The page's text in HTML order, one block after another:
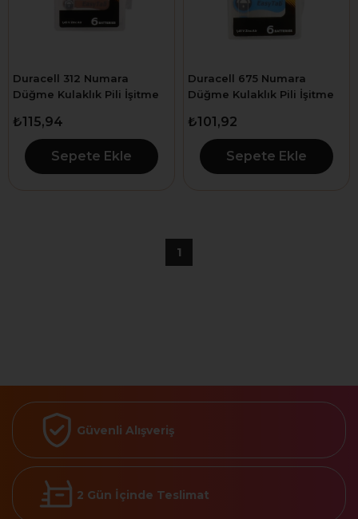
Duracell 312 Numara
Düğme Kulaklık Pili İşitme
₺115,94
Sepete Ekle
Duracell 675 Numara
Düğme Kulaklık Pili İşitme
₺101,92
Sepete Ekle
1
Güvenli Alışveriş
2 Gün İçinde Teslimat